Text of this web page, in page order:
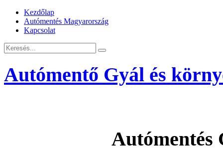
Kezdőlap
Autómentés Magyarország
Kapcsolat
Autómentő Gyál és
Autómentés